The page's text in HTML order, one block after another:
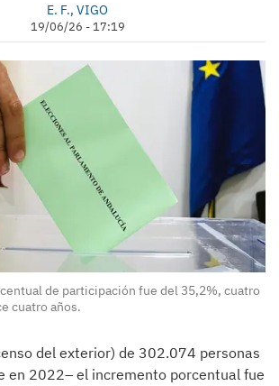
E. F., VIGO
19/06/26 - 17:19
de participación fue del 35,2%, cuatro
cuatro años.
del exterior) de 302.074 personas
en 2022– el incremento porcentual fue